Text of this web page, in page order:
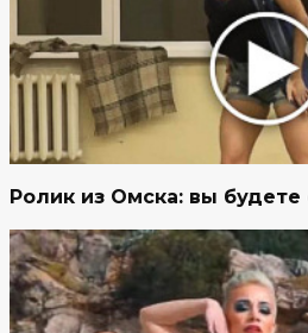
Ролик из Омска: вы